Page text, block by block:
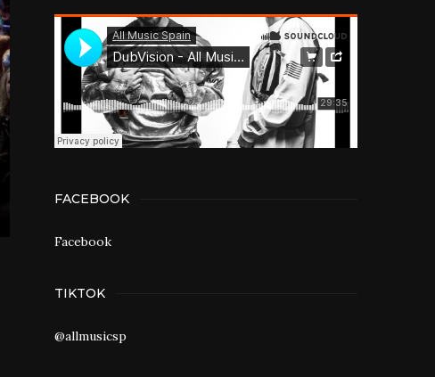
FACEBOOK
Facebook
TIKTOK
@allmusicsp